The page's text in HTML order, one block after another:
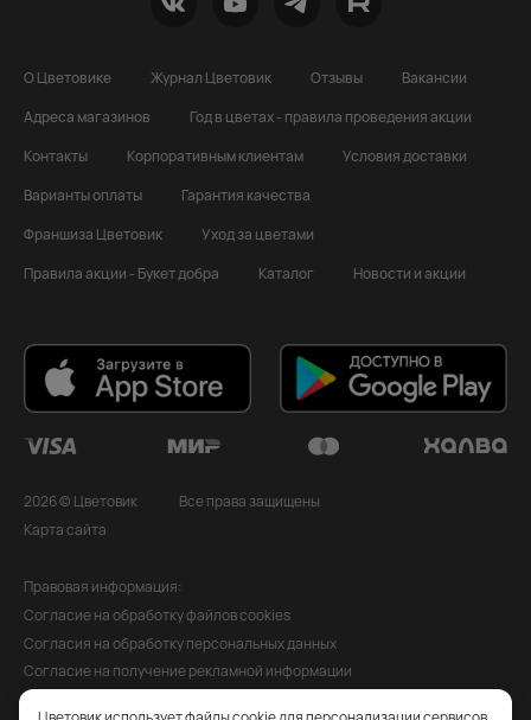
О Цветовике Журнал Цветовик Отзывы
Вакансии
Адреса магазинов
Год в цветах - правила проведения акции
Контакты
Корпоративным клиентам
Условия доставки
Варианты оплаты
Гарантия качества
Франшиза Цветовик
Уход за цветами
Правила акции - Букет добра
Каталог Новости и акции
2026 © Цветовик
Все права защищены
Карта сайта
Правовая информация:
Согласие на обработку файлов cookies
Согласия на обработку персональных данных
Согласие на получение рекламной информации
Политика обработки персональных данных